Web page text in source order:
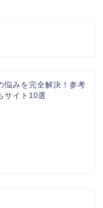
悩みを完全解決！参考
サイト10選